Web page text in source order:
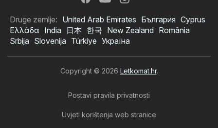
Druge zemlje: United Arab Emirates България Cyprus
Ελλάδα India 日本 한국 New Zealand România
Srbija Slovenija Türkiye Україна
Copyright © 2026 Letkomat.hr.
Postavi pravila privatnosti
Uvjeti korištenja web stranice